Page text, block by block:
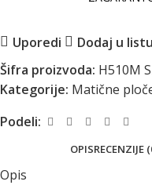
Uporedi
Dodaj u
Šifra proizvoda: H510M
Kategorije: Matične
Podeli:
OPISRECENZIJE
Opis